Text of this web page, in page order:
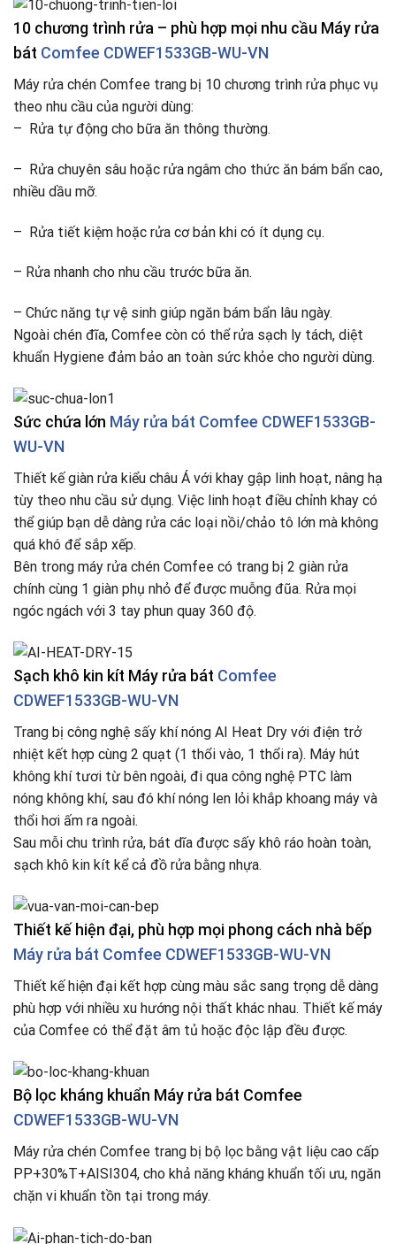
10 chương trình rửa – phù hợp mọi nhu cầu Máy rửa
bát Comfee CDWEF1533GB-WU-VN
Máy rửa chén Comfee trang bị 10 chương trình rửa phục vụ
theo nhu cầu của người dùng:
– Rửa tự động cho bữa ăn thông thường.
– Rửa chuyên sâu hoặc rửa ngâm cho thức ăn bám bẩn cao,
nhiều dầu mỡ.
– Rửa tiết kiệm hoặc rửa cơ bản khi có ít dụng cụ.
– Rửa nhanh cho nhu cầu trước bữa ăn.
– Chức năng tự vệ sinh giúp ngăn bám bẩn lâu ngày.
Ngoài chén đĩa, Comfee còn có thể rửa sạch ly tách, diệt
khuẩn Hygiene đảm bảo an toàn sức khỏe cho người dùng.
Sức chứa lớn Máy rửa bát Comfee CDWEF1533GB-
WU-VN
Thiết kế giàn rửa kiểu châu Á với khay gập linh hoạt, nâng hạ
tùy theo nhu cầu sử dụng. Việc linh hoạt điều chỉnh khay có
thể giúp bạn dễ dàng rửa các loại nồi/chảo tô lớn mà không
quá khó để sắp xếp​.
Bên trong máy rửa chén Comfee có trang bị 2 giàn rửa
chính cùng 1 giàn phụ nhỏ để được muỗng đũa. Rửa mọi
ngóc ngách với 3 tay phun quay 360 độ.
Sạch khô kin kít Máy rửa bát Comfee
CDWEF1533GB-WU-VN
Trang bị công nghệ sấy khí nóng AI Heat Dry với điện trở
nhiệt kết hợp cùng 2 quạt (1 thổi vào, 1 thổi ra). Máy hút
không khí tươi từ bên ngoài, đi qua công nghệ PTC làm
nóng không khí, sau đó khí nóng len lỏi khắp khoang máy và
thổi hơi ấm ra ngoài.​
Sau mỗi chu trình rửa, bát dĩa được sấy khô ráo hoàn toàn,
sạch khô kin kít kể cả đồ rửa bằng nhựa.
Thiết kế hiện đại, phù hợp mọi phong cách nhà bếp
Máy rửa bát Comfee CDWEF1533GB-WU-VN
Thiết kế hiện đại kết hợp cùng màu sắc sang trọng dễ dàng
phù hợp với nhiều xu hướng nội thất khác nhau. Thiết kế máy
của Comfee có thể đặt âm tủ hoặc độc lập đều được.​​
Bộ lọc kháng khuẩn Máy rửa bát Comfee
CDWEF1533GB-WU-VN
Máy rửa chén Comfee trang bị bộ lọc bằng vật liệu cao cấp
PP+30%T+AISI304, cho khả năng kháng khuẩn tối ưu, ngăn
chặn vi khuẩn tồn tại trong máy.